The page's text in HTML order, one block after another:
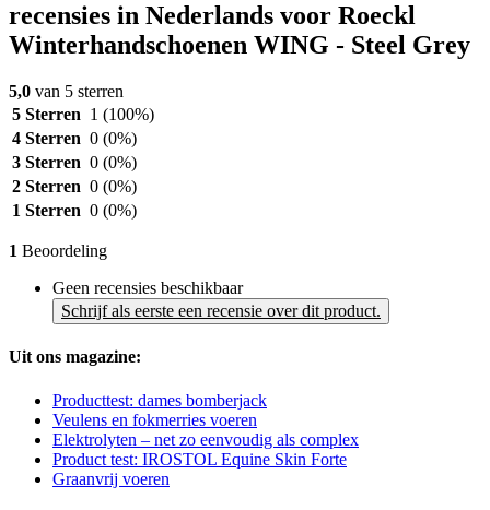
recensies in Nederlands voor Roeckl
Winterhandschoenen WING - Steel Grey
5,0 van 5 sterren
5 Sterren 1 (100%)
4 Sterren 0 (0%)
3 Sterren 0 (0%)
2 Sterren 0 (0%)
1 Sterren 0 (0%)
1 Beoordeling
Geen recensies beschikbaar
Schrijf als eerste een recensie over dit product.
Uit ons magazine:
Producttest: dames bomberjack
Veulens en fokmerries voeren
Elektrolyten – net zo eenvoudig als complex
Product test: IROSTOL Equine Skin Forte
Graanvrij voeren